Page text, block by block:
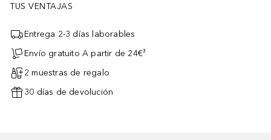
TUS VENTAJAS
Entrega 2-3 días laborables
Envío gratuito A partir de 24€³
2 muestras de regalo
30 días de devolución